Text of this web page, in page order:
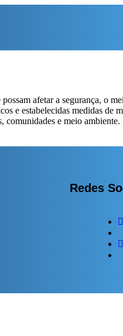
afetar a segurança, o
e estabelecidas medidas de
comunidades e meio ambiente.
Redes